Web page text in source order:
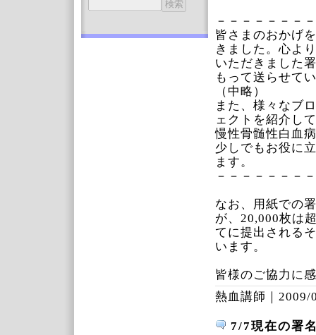
－－－－－－－
皆さまのおかげ
きました。心よ
いただきました
もって送らせて
（中略）
また、様々なブ
ェクトを紹介し
慢性骨髄性白血
少しでもお役に
ます。
－－－－－－－
なお、用紙での
が、20,000枚は
てに提出される
います。
皆様のご協力に
熱血講師｜ 2009/
7/7現在の署